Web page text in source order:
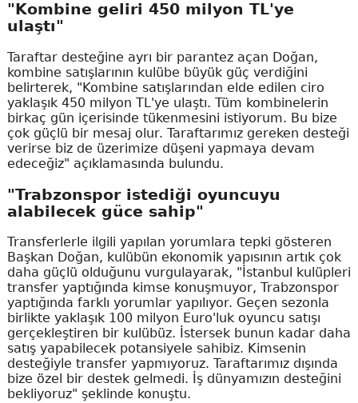
"Kombine geliri 450 milyon TL'ye
ulaştı"
Taraftar desteğine ayrı bir parantez açan Doğan,
kombine satışlarının kulübe büyük güç verdiğini
belirterek, "Kombine satışlarından elde edilen ciro
yaklaşık 450 milyon TL'ye ulaştı. Tüm kombinelerin
birkaç gün içerisinde tükenmesini istiyorum. Bu bize
çok güçlü bir mesaj olur. Taraftarımız gereken desteği
verirse biz de üzerimize düşeni yapmaya devam
edeceğiz" açıklamasında bulundu.
"Trabzonspor istediği oyuncuyu
alabilecek güce sahip"
Transferlerle ilgili yapılan yorumlara tepki gösteren
Başkan Doğan, kulübün ekonomik yapısının artık çok
daha güçlü olduğunu vurgulayarak, "İstanbul kulüpleri
transfer yaptığında kimse konuşmuyor, Trabzonspor
yaptığında farklı yorumlar yapılıyor. Geçen sezonla
birlikte yaklaşık 100 milyon Euro'luk oyuncu satışı
gerçekleştiren bir kulübüz. İstersek bunun kadar daha
satış yapabilecek potansiyele sahibiz. Kimsenin
desteğiyle transfer yapmıyoruz. Taraftarımız dışında
bize özel bir destek gelmedi. İş dünyamızın desteğini
bekliyoruz" şeklinde konuştu.